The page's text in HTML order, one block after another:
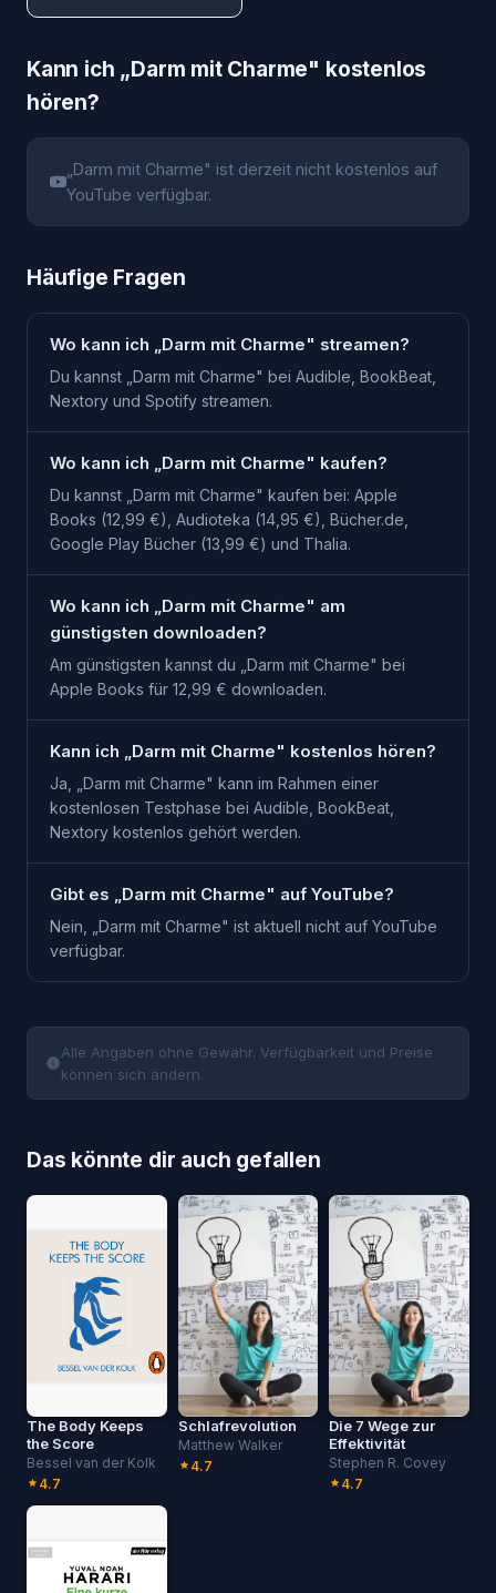
Kann ich „Darm mit Charme" kostenlos
hören?
Darm mit Charme" ist derzeit nicht kostenlos auf
YouTube verfügbar.
Häufige Fragen
Wo kann ich „Darm mit Charme" streamen?
Du kannst „Darm mit Charme" bei Audible, BookBeat,
Nextory und Spotify streamen.
Wo kann ich „Darm mit Charme" kaufen?
Du kannst „Darm mit Charme" kaufen bei: Apple
Books (12,99 €), Audioteka (14,95 €), Bücher.de,
Google Play Bücher (13,99 €) und Thalia.
Wo kann ich „Darm mit Charme" am
günstigsten downloaden?
Am günstigsten kannst du „Darm mit Charme" bei
Apple Books für 12,99 € downloaden.
Kann ich „Darm mit Charme" kostenlos hören?
Ja, „Darm mit Charme" kann im Rahmen einer
kostenlosen Testphase bei Audible, BookBeat,
Nextory kostenlos gehört werden.
Gibt es „Darm mit Charme" auf YouTube?
Nein, „Darm mit Charme" ist aktuell nicht auf YouTube
verfügbar.
Alle Angaben ohne Gewähr. Verfügbarkeit und Preise
können sich ändern.
Das könnte dir auch gefallen
The Body Keeps
the Score
Bessel van der Kolk
4.7
Schlafrevolution
Matthew Walker
4.7
Die 7 Wege zur
Effektivität
Stephen R. Covey
4.7